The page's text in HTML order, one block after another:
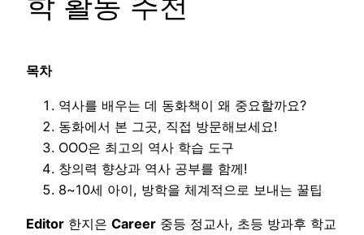
목차
역사를 배우는 데 동화책이 왜 중요할까요?
동화에서 본 그곳, 직접 방문해보세요!
OOO은 최고의 역사 학습 도구
창의력 향상과 역사 공부를 함께!
8~10세 아이, 방학을 체계적으로 보내는 꿀팁
Editor 한지은 Career 중등 정교사, 초등 방과후 학교